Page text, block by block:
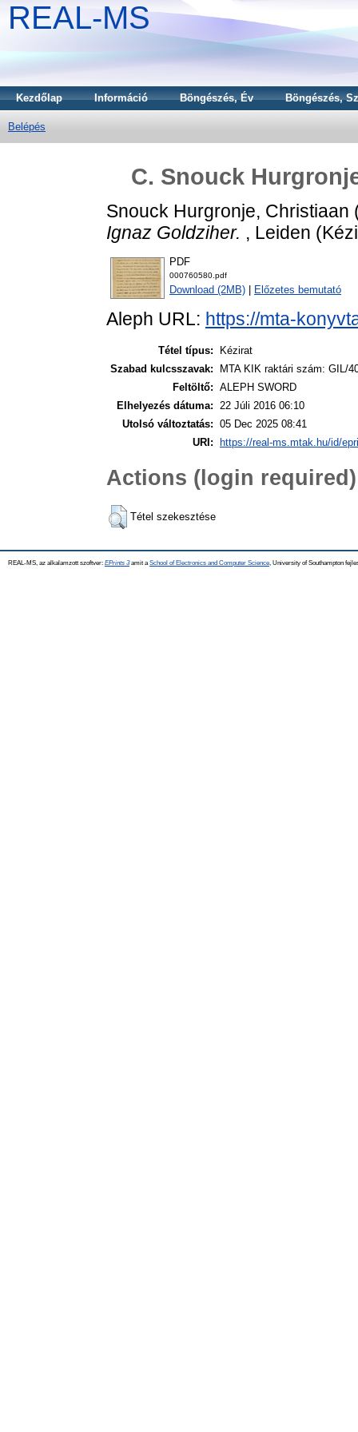
REAL-MS
Kezdőlap Információ Böngészés, Év Böngészés,
Belépés
C. Snouck
Snouck Hurgronje, Christiaan
Ignaz Goldziher. , Leiden
PDF
000760580.pdf
Download (2MB) Előzetes bemutató
Aleph URL: https://mta-
Tétel típus:
Kézirat
Szabad kulcsszavak:
MTA KIK raktári szám: GIL/
Feltöltő: ALEPH SWORD
Elhelyezés dátuma: 22 Júli 2016 06:10
Utolsó változtatás: 05 Dec 2025 08:41
URI:
https://real-ms.mtak.hu/id/
Actions (login required)
Tétel szekesztése
REAL-MS, az alkalamzott szoftver: EPrints 3amit a School of Electronics and Computer Science , University of Southampton